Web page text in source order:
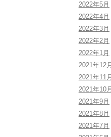
2022年5月
2022年4月
2022年3月
2022年2月
2022年1月
2021年12月
2021年11月
2021年10月
2021年9月
2021年8月
2021年7月